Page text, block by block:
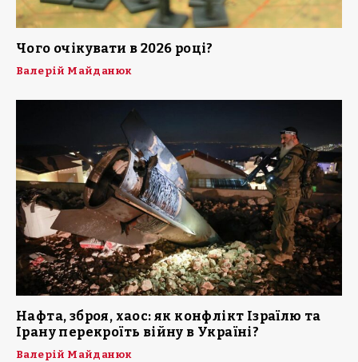
Чого очікувати в 2026 році?
Валерій Майданюк
Нафта, зброя, хаос: як конфлікт Ізраїлю та
Ірану перекроїть війну в Україні?
Валерій Майданюк